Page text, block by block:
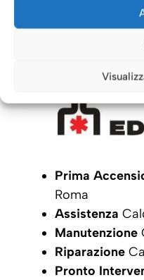
Caldaie
per le
Prima
Roma
Assistenza
Manutenzione
Riparazione
Pronto